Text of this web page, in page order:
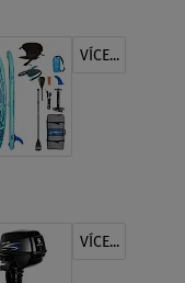
VÍCE...
VÍCE...